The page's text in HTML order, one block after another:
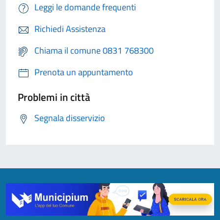
Leggi le domande frequenti
Richiedi Assistenza
Chiama il comune 0831 768300
Prenota un appuntamento
Problemi in città
Segnala disservizio